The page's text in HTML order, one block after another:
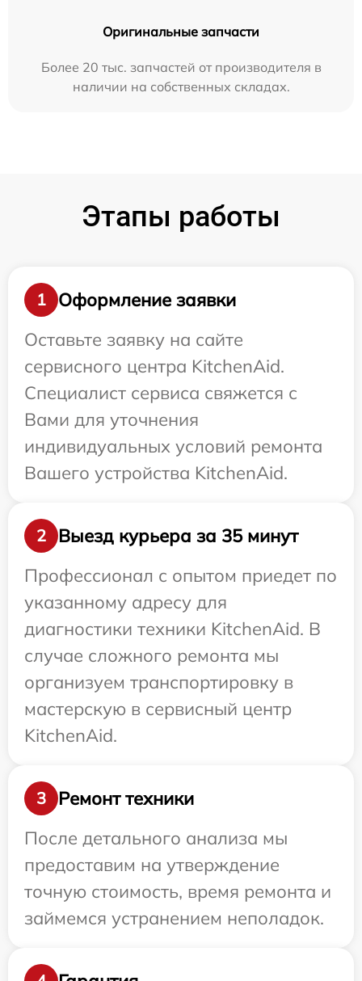
Оригинальные запчасти
Более 20 тыс. запчастей от производителя в
наличии на собственных складах.
Этапы работы
1
Оформление заявки
Оставьте заявку на сайте
сервисного центра KitchenAid.
Специалист сервиса свяжется с
Вами для уточнения
индивидуальных условий ремонта
Вашего устройства KitchenAid.
2
Выезд курьера за 35 минут
Профессионал с опытом приедет по
указанному адресу для
диагностики техники KitchenAid. В
случае сложного ремонта мы
организуем транспортировку в
мастерскую в сервисный центр
KitchenAid.
3
Ремонт техники
После детального анализа мы
предоставим на утверждение
точную стоимость, время ремонта и
займемся устранением неполадок.